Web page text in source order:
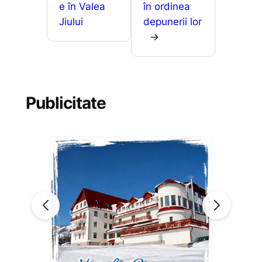
e în Valea
Jiului
în ordinea
depunerii lor
→
Publicitate